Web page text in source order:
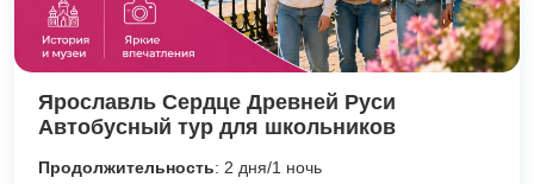
Ярославль Сердце Древней Руси
Автобусный тур для школьников
Продолжительность: 2 дня/1 ночь